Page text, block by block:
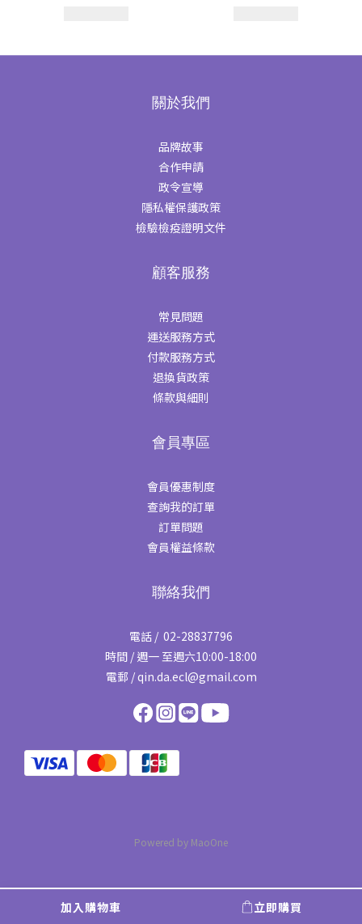
加入購物車 立即購買
關於我們
品牌故事
合作申請
政令宣導
隱私權保護政策
檢驗檢疫證明文件
顧客服務
常見問題
運送服務方式
付款服務方式
退換貨政策
條款與細則
會員專區
會員優惠制度
查詢我的訂單
訂單問題
會員權益條款
聯絡我們
電話 / 02-28837796
時間 / 週一 至週六10:00-18:00
電郵 / qin.da.ecl@gmail.com
Powered by MaoOne